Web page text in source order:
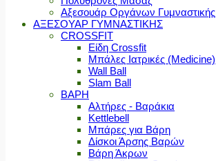
Αξεσουάρ Οργάνων Γυμναστικής
ΑΞΕΣΟΥΑΡ ΓΥΜΝΑΣΤΙΚΗΣ
CROSSFIT
Είδη Crossfit
Μπάλες Ιατρικές (Medicine)
Wall Ball
Slam Ball
ΒΑΡΗ
Αλτήρες - Βαράκια
Kettlebell
Μπάρες για Βάρη
Δίσκοι Άρσης Βαρών
Βάρη Άκρων